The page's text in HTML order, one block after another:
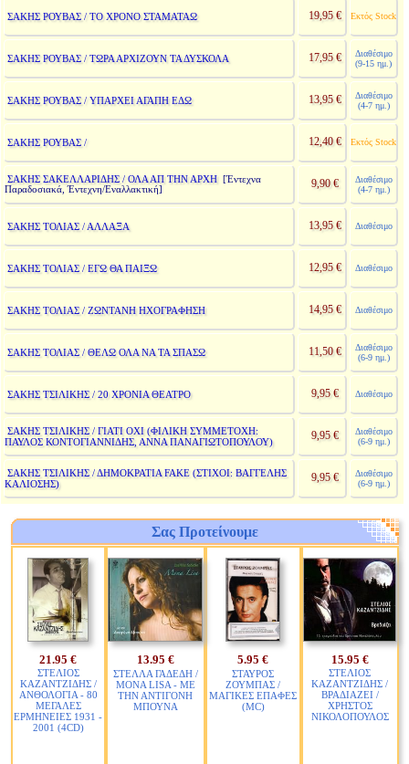
ΣΑΚΗΣ ΡΟΥΒΑΣ / ΤΟ ΧΡΟΝΟ ΣΤΑΜΑΤΑΩ 19,95 € Εκτός Stock
ΣΑΚΗΣ ΡΟΥΒΑΣ / ΤΩΡΑ ΑΡΧΙΖΟΥΝ ΤΑ ΔΥΣΚΟΛΑ 17,95 €
Διαθέσιμο
(9-15 ημ.)
ΣΑΚΗΣ ΡΟΥΒΑΣ / ΥΠΑΡΧΕΙ ΑΓΑΠΗ ΕΔΩ 13,95 €
Διαθέσιμο
(4-7 ημ.)
ΣΑΚΗΣ ΡΟΥΒΑΣ / 12,40 € Εκτός Stock
ΣΑΚΗΣ ΣΑΚΕΛΛΑΡΙΔΗΣ / ΟΛΑ ΑΠ ΤΗΝ ΑΡΧΗ[Έντεχνα
Παραδοσιακά, Έντεχνη/Εναλλακτική]
9,90 €
Διαθέσιμο
(4-7 ημ.)
ΣΑΚΗΣ ΤΟΛΙΑΣ / ΑΛΛΑΞΑ 13,95 € Διαθέσιμο
ΣΑΚΗΣ ΤΟΛΙΑΣ / ΕΓΩ ΘΑ ΠΑΙΞΩ 12,95 € Διαθέσιμο
ΣΑΚΗΣ ΤΟΛΙΑΣ / ΖΩΝΤΑΝΗ ΗΧΟΓΡΑΦΗΣΗ 14,95 € Διαθέσιμο
ΣΑΚΗΣ ΤΟΛΙΑΣ / ΘΕΛΩ ΟΛΑ ΝΑ ΤΑ ΣΠΑΣΩ 11,50 €
Διαθέσιμο
(6-9 ημ.)
ΣΑΚΗΣ ΤΣΙΛΙΚΗΣ / 20 ΧΡΟΝΙΑ ΘΕΑΤΡΟ 9,95 € Διαθέσιμο
ΣΑΚΗΣ ΤΣΙΛΙΚΗΣ / ΓΙΑΤΙ ΟΧΙ (ΦΙΛΙΚΗ ΣΥΜΜΕΤΟΧΗ:
ΠΑΥΛΟΣ ΚΟΝΤΟΓΙΑΝΝΙΔΗΣ, ΑΝΝΑ ΠΑΝΑΓΙΩΤΟΠΟΥΛΟΥ)
9,95 €
Διαθέσιμο
(6-9 ημ.)
ΣΑΚΗΣ ΤΣΙΛΙΚΗΣ / ΔΗΜΟΚΡΑΤΙΑ FAKE (ΣΤΙΧΟΙ: ΒΑΓΓΕΛΗΣ
ΚΑΛΙΟΣΗΣ)
9,95 €
Διαθέσιμο
(6-9 ημ.)
Σας Προτείνουμε
21.95 €
ΣΤΕΛΙΟΣ
ΚΑΖΑΝΤΖΙΔΗΣ /
ΑΝΘΟΛΟΓΙΑ - 80
ΜΕΓΑΛΕΣ
ΕΡΜΗΝΕΙΕΣ 1931 -
2001 (4CD)
13.95 €
ΣΤΕΛΛΑ ΓΑΔΕΔΗ /
MONA LISA - ΜΕ
ΤΗΝ ΑΝΤΙΓΟΝΗ
ΜΠΟΥΝΑ
5.95 €
ΣΤΑΥΡΟΣ
ΖΟΥΜΠΑΣ /
ΜΑΓΙΚΕΣ ΕΠΑΦΕΣ
(MC)
15.95 €
ΣΤΕΛΙΟΣ
ΚΑΖΑΝΤΖΙΔΗΣ /
ΒΡΑΔΙΑΖΕΙ /
ΧΡΗΣΤΟΣ
ΝΙΚΟΛΟΠΟΥΛΟΣ